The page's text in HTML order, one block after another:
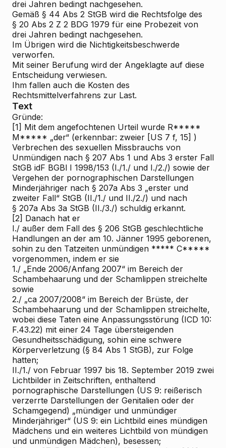
drei Jahren bedingt nachgesehen.
Gemäß § 44 Abs 2 StGB wird die Rechtsfolge des
§ 20 Abs 2 Z 2 BDG 1979 für eine Probezeit von
drei Jahren bedingt nachgesehen.
Im Übrigen wird die Nichtigkeitsbeschwerde
verworfen.
Mit seiner Berufung wird der Angeklagte auf diese
Entscheidung verwiesen.
Ihm fallen auch die Kosten des
Rechtsmittelverfahrens zur Last.
Text
Gründe:
[1] Mit dem angefochtenen Urteil wurde R*****
M***** „der“ (erkennbar: zweier [US 7 f, 15] )
Verbrechen des sexuellen Missbrauchs von
Unmündigen nach § 207 Abs 1 und Abs 3 erster Fall
StGB idF BGBl I 1998/153 (I./1./ und I./2./) sowie der
Vergehen der pornographischen Darstellungen
Minderjähriger nach § 207a Abs 3 „erster und
zweiter Fall“ StGB (II./1./ und II./2./) und nach
§ 207a Abs 3a StGB (II./3./) schuldig erkannt.
[2] Danach hat er
I./ außer dem Fall des § 206 StGB geschlechtliche
Handlungen an der am 10. Jänner 1995 geborenen,
sohin zu den Tatzeiten unmündigen ***** C*****
vorgenommen, indem er sie
1./ „Ende 2006/Anfang 2007“ im Bereich der
Schambehaarung und der Schamlippen streichelte
sowie
2./ „ca 2007/2008“ im Bereich der Brüste, der
Schambehaarung und der Schamlippen streichelte,
wobei diese Taten eine Anpassungsstörung (ICD 10:
F.43.22) mit einer 24 Tage übersteigenden
Gesundheitsschädigung, sohin eine schwere
Körperverletzung (§ 84 Abs 1 StGB), zur Folge
hatten;
II./1./ von Februar 1997 bis 18. September 2019 zwei
Lichtbilder in Zeitschriften, enthaltend
pornographische Darstellungen (US 9: reißerisch
verzerrte Darstellungen der Genitalien oder der
Schamgegend) „mündiger und unmündiger
Minderjähriger“ (US 9: ein Lichtbild eines mündigen
Mädchens und ein weiteres Lichtbild von mündigen
und unmündigen Mädchen), besessen;